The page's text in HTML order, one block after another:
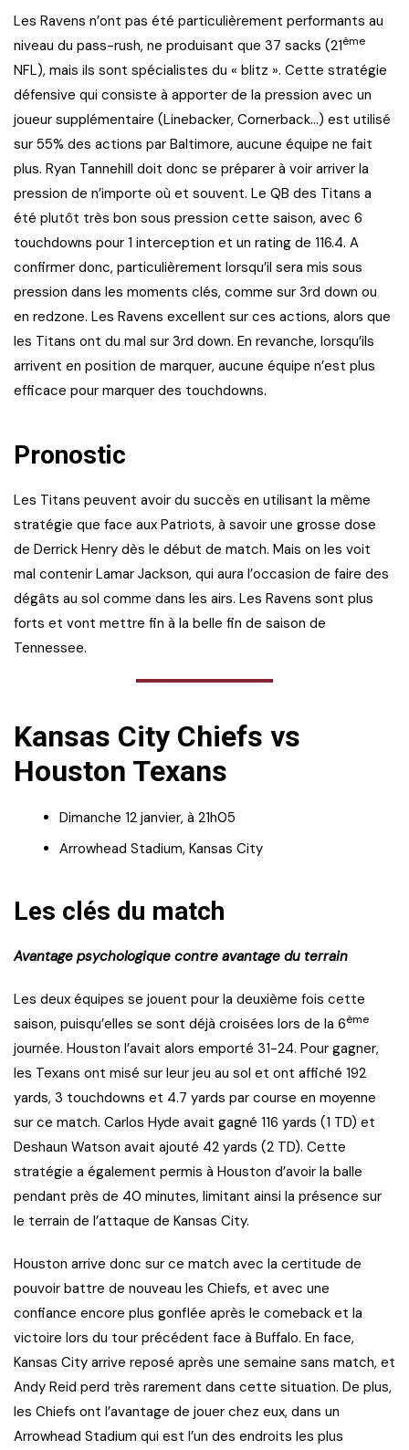
Les Ravens n’ont pas été particulièrement performants au
niveau du pass-rush, ne produisant que 37 sacks (21ème
NFL), mais ils sont spécialistes du « blitz ». Cette stratégie
défensive qui consiste à apporter de la pression avec un
joueur supplémentaire (Linebacker, Cornerback…) est utilisé
sur 55% des actions par Baltimore, aucune équipe ne fait
plus. Ryan Tannehill doit donc se préparer à voir arriver la
pression de n’importe où et souvent. Le QB des Titans a
été plutôt très bon sous pression cette saison, avec 6
touchdowns pour 1 interception et un rating de 116.4. A
confirmer donc, particulièrement lorsqu’il sera mis sous
pression dans les moments clés, comme sur 3rd down ou
en redzone. Les Ravens excellent sur ces actions, alors que
les Titans ont du mal sur 3rd down. En revanche, lorsqu’ils
arrivent en position de marquer, aucune équipe n’est plus
efficace pour marquer des touchdowns.
Pronostic
Les Titans peuvent avoir du succès en utilisant la même
stratégie que face aux Patriots, à savoir une grosse dose
de Derrick Henry dès le début de match. Mais on les voit
mal contenir Lamar Jackson, qui aura l’occasion de faire des
dégâts au sol comme dans les airs. Les Ravens sont plus
forts et vont mettre fin à la belle fin de saison de
Tennessee.
Kansas City Chiefs vs
Houston Texans
Dimanche 12 janvier, à 21h05
Arrowhead Stadium, Kansas City
Les clés du match
Avantage psychologique contre avantage du terrain
Les deux équipes se jouent pour la deuxième fois cette
saison, puisqu’elles se sont déjà croisées lors de la 6ème
journée. Houston l’avait alors emporté 31-24. Pour gagner,
les Texans ont misé sur leur jeu au sol et ont affiché 192
yards, 3 touchdowns et 4.7 yards par course en moyenne
sur ce match. Carlos Hyde avait gagné 116 yards (1 TD) et
Deshaun Watson avait ajouté 42 yards (2 TD). Cette
stratégie a également permis à Houston d’avoir la balle
pendant près de 40 minutes, limitant ainsi la présence sur
le terrain de l’attaque de Kansas City.
Houston arrive donc sur ce match avec la certitude de
pouvoir battre de nouveau les Chiefs, et avec une
confiance encore plus gonflée après le comeback et la
victoire lors du tour précédent face à Buffalo. En face,
Kansas City arrive reposé après une semaine sans match, et
Andy Reid perd très rarement dans cette situation. De plus,
les Chiefs ont l’avantage de jouer chez eux, dans un
Arrowhead Stadium qui est l’un des endroits les plus